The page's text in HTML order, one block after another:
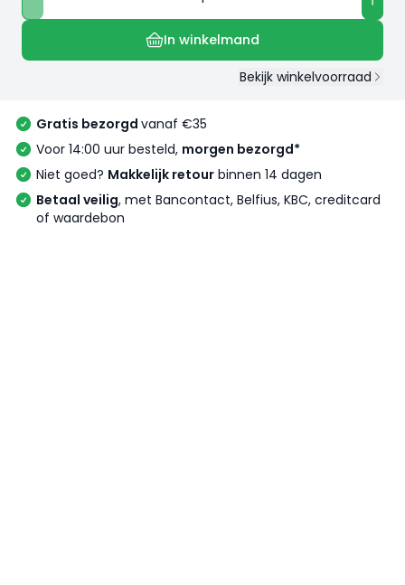
In winkelmand
Bekijk winkelvoorraad
Gratis bezorgd vanaf €35
Voor 14:00 uur besteld, morgen bezorgd*
Niet goed? Makkelijk retour binnen 14 dagen
Betaal veilig, met Bancontact, Belfius, KBC, creditcard
of waardebon